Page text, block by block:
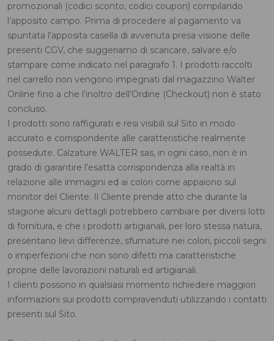
promozionali (codici sconto, codici coupon) compilando
l’apposito campo. Prima di procedere al pagamento va
spuntata l’apposita casella di avvenuta presa visione delle
presenti CGV, che suggeriamo di scaricare, salvare e/o
stampare come indicato nel paragrafo 1. I prodotti raccolti
nel carrello non vengono impegnati dal magazzino Walter
Online fino a che l’inoltro dell’Ordine (Checkout) non è stato
concluso.
I prodotti sono raffigurati e resi visibili sul Sito in modo
accurato e corrispondente alle caratteristiche realmente
possedute. Calzature WALTER sas, in ogni caso, non è in
grado di garantire l’esatta corrispondenza alla realtà in
relazione alle immagini ed ai colori come appaiono sul
monitor del Cliente. Il Cliente prende atto che durante la
stagione alcuni dettagli potrebbero cambiare per diversi lotti
di fornitura, e che i prodotti artigianali, per loro stessa natura,
presentano lievi differenze, sfumature nei colori, piccoli segni
o imperfezioni che non sono difetti ma caratteristiche
proprie delle lavorazioni naturali ed artigianali.
I clienti possono in qualsiasi momento richiedere maggiori
informazioni sui prodotti compravenduti utilizzando i contatti
presenti sul Sito.